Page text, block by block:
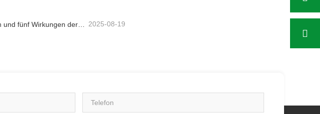
Die acht Funktionen und fünf Wirkungen der mineralischen Quelle Fulvosäure 2025-08-19